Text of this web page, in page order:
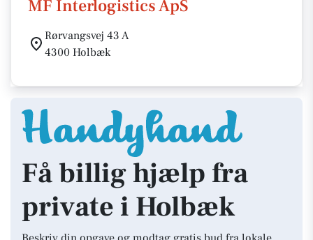
MF Interlogistics ApS
Rørvangsvej 43 A
4300 Holbæk
Få billig hjælp fra
private i Holbæk